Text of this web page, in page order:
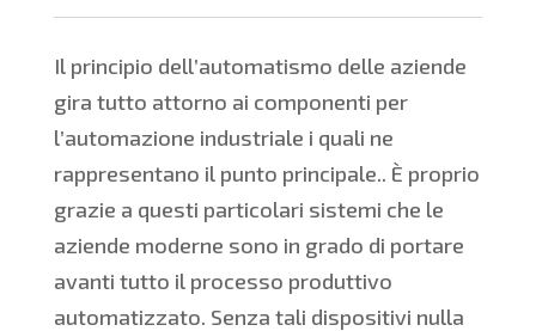
Il principio dell’automatismo delle aziende
gira tutto attorno ai componenti per
l’automazione industriale i quali ne
rappresentano il punto principale.. È proprio
grazie a questi particolari sistemi che le
aziende moderne sono in grado di portare
avanti tutto il processo produttivo
automatizzato. Senza tali dispositivi nulla